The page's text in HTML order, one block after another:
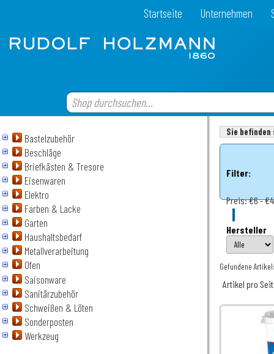
Startseite Unternehmen
Bastelzubehör
Beschläge
Briefkästen & Tresore
Eisenwaren
Elektro
Farben & Lacke
Garten
Haushaltsbedarf
Metallverarbeitung
Ofen
Saisonware
Sanitärzubehör
Schweißen & Löten
Sonderposten
Werkzeug
Sie
Filter:
Preis:€6 -
Hersteller
Gefundene
Artikel pro